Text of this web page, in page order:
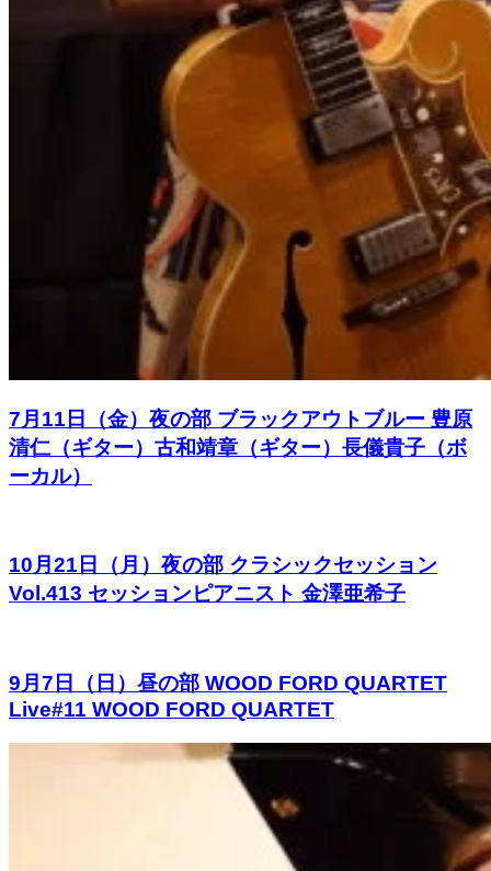
7月11日（金）夜の部 ブラックアウトブルー 豊原
清仁（ギター）古和靖章（ギター）長儀貴子（ボ
ーカル）
10月21日（月）夜の部 クラシックセッション
Vol.413 セッションピアニスト 金澤亜希子
9月7日（日）昼の部 WOOD FORD QUARTET
Live#11 WOOD FORD QUARTET